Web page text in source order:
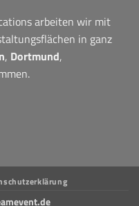
arbeiten wir mit
in ganz
, Dortmund,